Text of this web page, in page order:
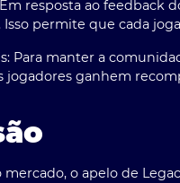
Em resposta ao feedback
permite que cada
Para manter a
ganhem
mercado, o apelo de